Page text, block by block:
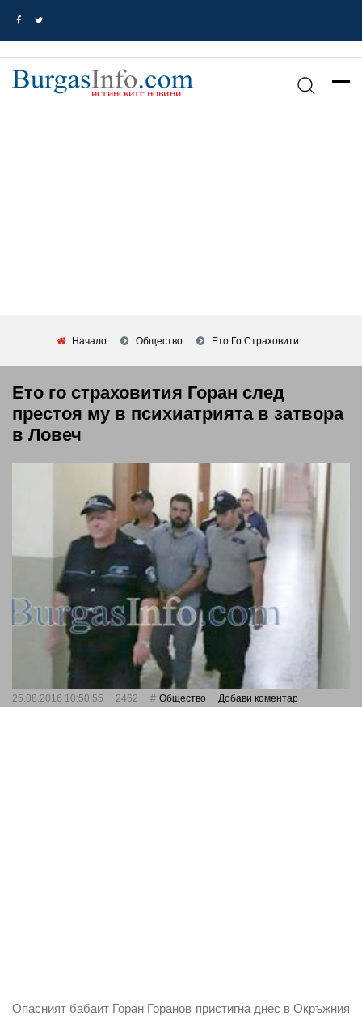
Начало Общество Ето Го Страховити...
Ето го страховития Горан след
престоя му в психиатрията в затвора
в Ловеч
25.08.2016 10:50:55 2462 Общество Добави коментар
Опасният бабаит Горан Горанов пристигна днес в Окръжния